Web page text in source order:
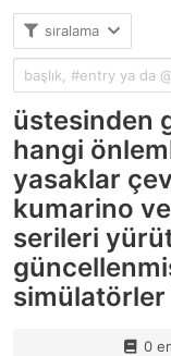
sıralama
üstesinden
hangi
yasaklar
kumarino
serileri
simülatörler
0